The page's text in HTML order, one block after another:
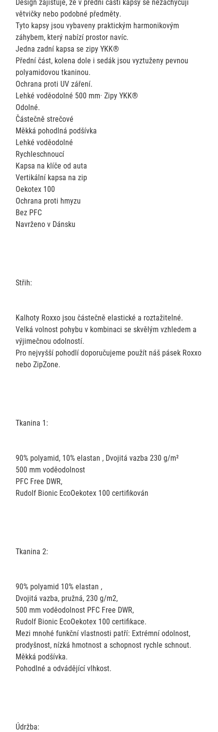
větvičky nebo podobné předměty.
Tyto kapsy jsou vybaveny praktickým harmonikovým
záhybem, který nabízí prostor navíc.
Jedna zadní kapsa se zipy YKK®
Přední část, kolena dole i sedák jsou vyztuženy pevnou
polyamidovou tkaninou.
Ochrana proti UV záření.
Lehké voděodolné 500 mm· Zipy YKK®
Odolné.
Částečně strečové
Měkká pohodlná podšívka
Lehké voděodolné
Rychleschnoucí
Kapsa na klíče od auta
Vertikální kapsa na zip
Oekotex 100
Ochrana proti hmyzu
Bez PFC
Navrženo v Dánsku
Střih:
Kalhoty Roxxo jsou částečně elastické a roztažitelné.
Velká volnost pohybu v kombinaci se skvělým vzhledem a
výjimečnou odolností.
Pro nejvyšší pohodlí doporučujeme použít náš pásek Roxxo
nebo ZipZone.
Tkanina 1:
90% polyamid, 10% elastan , Dvojitá vazba 230 g/m²
500 mm voděodolnost
PFC Free DWR,
Rudolf Bionic EcoOekotex 100 certifikován
Tkanina 2:
90% polyamid 10% elastan ,
Dvojitá vazba, pružná, 230 g/m2,
500 mm voděodolnost PFC Free DWR,
Rudolf Bionic EcoOekotex 100 certifikace.
Mezi mnohé funkční vlastnosti patří: Extrémní odolnost,
prodyšnost, nízká hmotnost a schopnost rychle schnout.
Měkká podšívka.
Pohodlné a odvádějící vlhkost.
Údržba: